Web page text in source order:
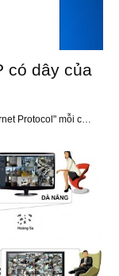
có dây của
Protocol" mỗi c…